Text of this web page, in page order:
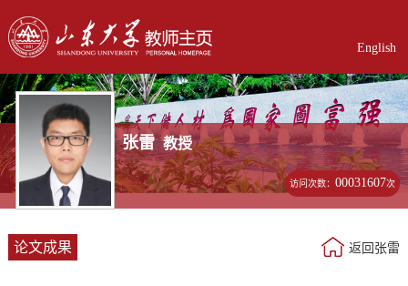
English
张雷 教授
访问次数：00031607次
论文成果 返回张雷